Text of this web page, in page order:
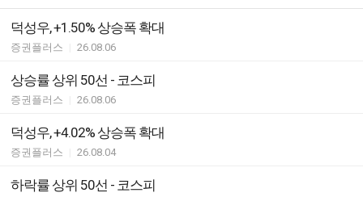
덕성우, +1.50% 상승폭 확대
증권플러스 26.08.06
상승률 상위 50선 - 코스피
증권플러스 26.08.06
덕성우, +4.02% 상승폭 확대
증권플러스 26.08.04
하락률 상위 50선 - 코스피